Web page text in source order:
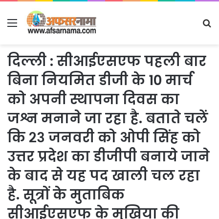
Menu
दिल्ली : सीआईएसएफ पहली बार
बिना नियमित डीजी के 10 मार्च
को अपनी स्थापना दिवस का
जश्न मनाने जा रहा है. बताते चलें
कि २३ जनवरी को ओपी सिंह को
उत्तर प्रदेश का डीजीपी बनाये जाने
के बाद से यह पद खाली चल रहा
है. सूत्रों के मुताबिक
सीआईएसएफ के मुखिया की